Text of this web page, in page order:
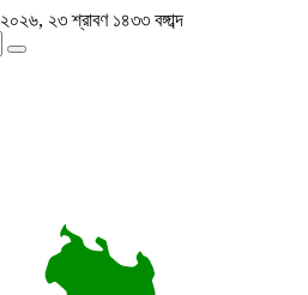
২৩ শ্রাবণ ১৪৩৩ বঙ্গাব্দ